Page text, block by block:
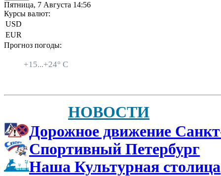
Пятница, 7 Августа 14:56
Курсы валют:
USD
EUR
Прогноз погоды:
+15...+24° C
НОВОСТИ
Дорожное движение
Спортивный Петербург
Наша Культурная столица